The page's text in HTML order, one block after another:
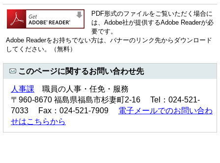
PDF形式のファイルをご覧いただく場合に
は、Adobe社が提供するAdobe Readerが必
要です。
Adobe Readerをお持ちでない方は、バナーのリンク先からダウンロード
してください。（無料）
このページに関するお問い合わせ先
人事課 職員の人事・任免・服務
〒960-8670 福島県福島市杉妻町2-16 Tel：024-521-
7033 Fax：024-521-7909 電子メールでのお問い合わ
せはこちらから